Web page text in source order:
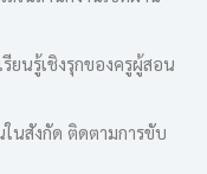
ยนรู้เชิงรุกของครูผู้สอน
ในสังกัด ติดตามการขับ